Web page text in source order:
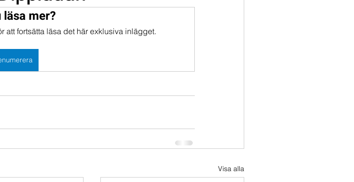
mer?
att fortsätta läsa det här exklusiva inlägget.
Visa alla